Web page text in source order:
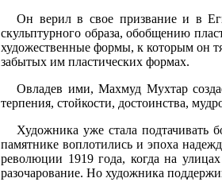
Он верил в свое призвание и в
скульптурного образа, обобщению
художественные формы, к которым он
забытых им пластических формах.
Овладев ими, Махмуд Мухтар
терпения, стойкости, достоинства,
Художника уже стала подтачивать
памятнике воплотились и эпоха
революции 1919 года, когда на
разочарование. Но художника